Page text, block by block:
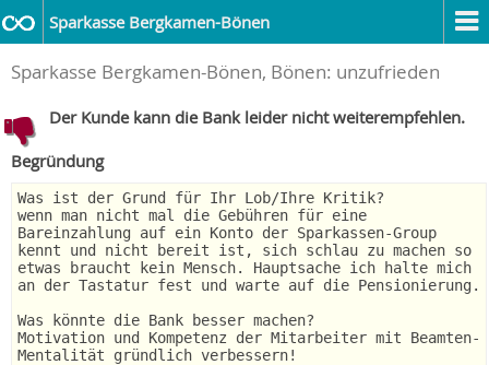
Sparkasse Bergkamen-Bönen
Sparkasse Bergkamen-Bönen, Bönen: unzufrieden
Der Kunde kann die Bank leider nicht weiterempfehlen.
Begründung
Was ist der Grund für Ihr Lob/Ihre Kritik?
wenn man nicht mal die Gebühren für eine
Bareinzahlung auf ein Konto der Sparkassen-Group
kennt und nicht bereit ist, sich schlau zu machen so
etwas braucht kein Mensch. Hauptsache ich halte mich
an der Tastatur fest und warte auf die Pensionierung.
Was könnte die Bank besser machen?
Motivation und Kompetenz der Mitarbeiter mit Beamten-
Mentalität gründlich verbessern!